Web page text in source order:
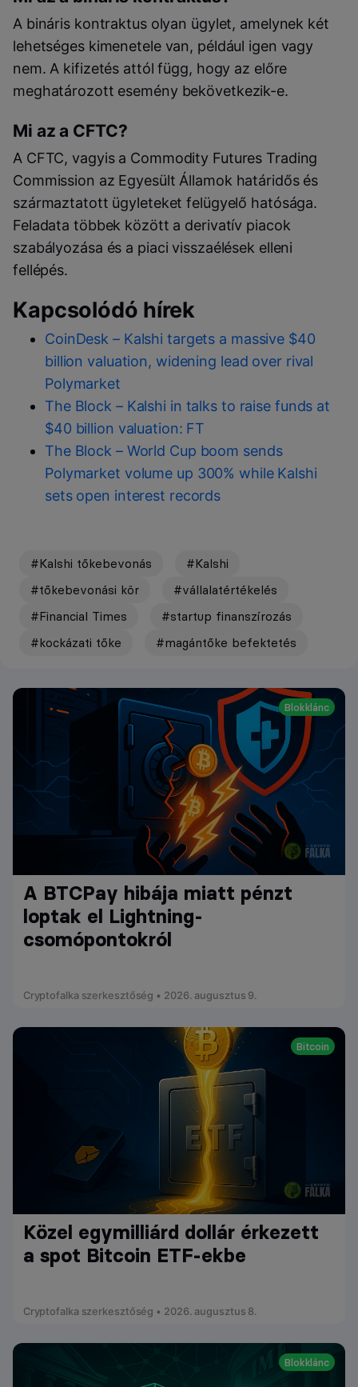
A bináris kontraktus olyan ügylet, amelynek két
lehetséges kimenetele van, például igen vagy
nem. A kifizetés attól függ, hogy az előre
meghatározott esemény bekövetkezik-e.
Mi az a CFTC?
A CFTC, vagyis a Commodity Futures Trading
Commission az Egyesült Államok határidős és
származtatott ügyleteket felügyelő hatósága.
Feladata többek között a derivatív piacok
szabályozása és a piaci visszaélések elleni
fellépés.
Kapcsolódó hírek
CoinDesk – Kalshi targets a massive $40
billion valuation, widening lead over rival
Polymarket
The Block – Kalshi in talks to raise funds at
$40 billion valuation: FT
The Block – World Cup boom sends
Polymarket volume up 300% while Kalshi
sets open interest records
#Kalshi tőkebevonás
#Kalshi
#tőkebevonási kör
#vállalatértékelés
#Financial Times
#startup finanszírozás
#kockázati tőke
#magántőke befektetés
Blokklánc
A BTCPay hibája miatt pénzt
loptak el Lightning-
csomópontokról
Cryptofalka szerkesztőség • 2026. augusztus 9.
Bitcoin
Közel egymilliárd dollár érkezett
a spot Bitcoin ETF-ekbe
Cryptofalka szerkesztőség • 2026. augusztus 8.
Blokklánc